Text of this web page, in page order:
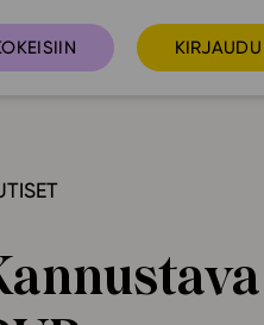
KIRJAUDU